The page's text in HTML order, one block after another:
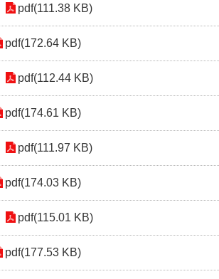
pdf(111.38 KB)
pdf(172.64 KB)
pdf(112.44 KB)
pdf(174.61 KB)
pdf(111.97 KB)
pdf(174.03 KB)
pdf(115.01 KB)
pdf(177.53 KB)